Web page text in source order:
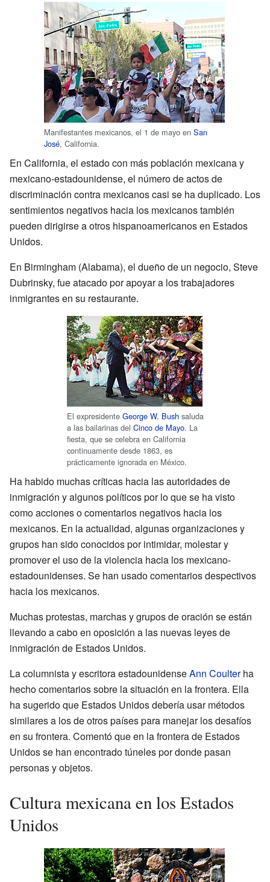
Manifestantes mexicanos, el 1 de mayo en San
José, California.
En California, el estado con más población mexicana y
mexicano-estadounidense, el número de actos de
discriminación contra mexicanos casi se ha duplicado. Los
sentimientos negativos hacia los mexicanos también
pueden dirigirse a otros hispanoamericanos en Estados
Unidos.
En Birmingham (Alabama), el dueño de un negocio, Steve
Dubrinsky, fue atacado por apoyar a los trabajadores
inmigrantes en su restaurante.
El expresidente George W. Bushsaluda
a las bailarinas del Cinco de Mayo. La
fiesta, que se celebra en California
continuamente desde 1863, es
prácticamente ignorada en México.
Ha habido muchas críticas hacia las autoridades de
inmigración y algunos políticos por lo que se ha visto
como acciones o comentarios negativos hacia los
mexicanos. En la actualidad, algunas organizaciones y
grupos han sido conocidos por intimidar, molestar y
promover el uso de la violencia hacia los mexicano-
estadounidenses. Se han usado comentarios despectivos
hacia los mexicanos.
Muchas protestas, marchas y grupos de oración se están
llevando a cabo en oposición a las nuevas leyes de
inmigración de Estados Unidos.
La columnista y escritora estadounidenseAnn Coulterha
hecho comentarios sobre la situación en la frontera. Ella
ha sugerido que Estados Unidos debería usar métodos
similares a los de otros países para manejar los desafíos
en su frontera. Comentó que en la frontera de Estados
Unidos se han encontrado túneles por donde pasan
personas y objetos.
Cultura mexicana en los Estados
Unidos